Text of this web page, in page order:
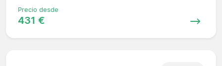
Precio desde
431 €